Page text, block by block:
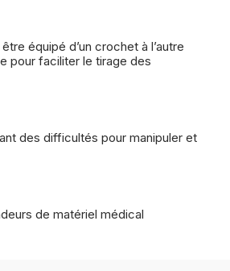
équipé d’un crochet à l’autre
pour faciliter le tirage des
des difficultés pour manipuler et
de matériel médical